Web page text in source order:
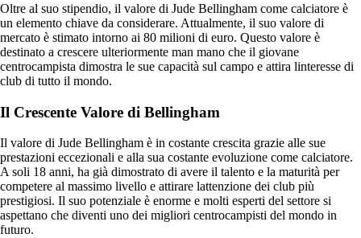
Oltre al suo stipendio, il valore di Jude Bellingham come calciatore è
un elemento chiave da considerare. Attualmente, il suo valore di
mercato è stimato intorno ai 80 milioni di euro. Questo valore è
destinato a crescere ulteriormente man mano che il giovane
centrocampista dimostra le sue capacità sul campo e attira linteresse di
club di tutto il mondo.
Il Crescente Valore di Bellingham
Il valore di Jude Bellingham è in costante crescita grazie alle sue
prestazioni eccezionali e alla sua costante evoluzione come calciatore.
A soli 18 anni, ha già dimostrato di avere il talento e la maturità per
competere al massimo livello e attirare lattenzione dei club più
prestigiosi. Il suo potenziale è enorme e molti esperti del settore si
aspettano che diventi uno dei migliori centrocampisti del mondo in
futuro.